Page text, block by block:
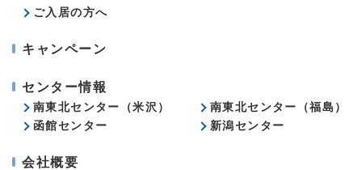
ご入居の方へ
キャンペーン
センター情報
南東北センター（米沢）
南東北センター（福島）
函館センター
新潟センター
会社概要